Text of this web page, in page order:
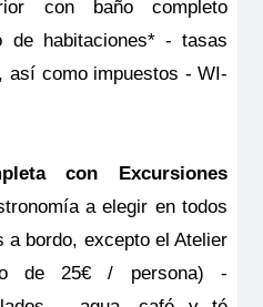
con baño completo
de habitaciones* - tasas
así como impuestos - WI-
con Excursiones
a elegir en todos
a bordo, excepto el Atelier
de 25€ / persona) -